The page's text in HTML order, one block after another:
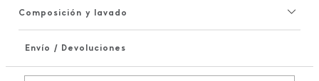
Composición y lavado
Envío / Devoluciones